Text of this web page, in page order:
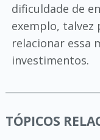
dificuldade de
exemplo, talvez
relacionar essa
investimentos.
TÓPICOS